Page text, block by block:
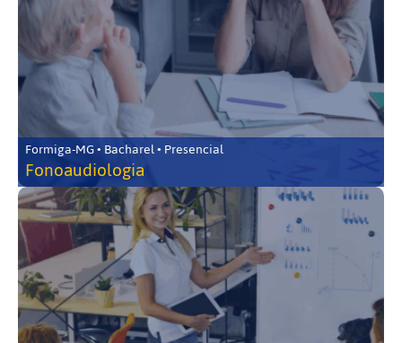
Formiga-MG • Bacharel • Presencial
Fonoaudiologia